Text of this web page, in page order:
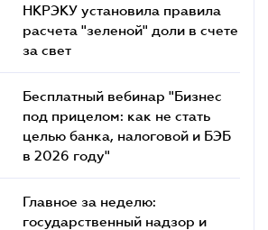
НКРЭКУ установила правила
расчета "зеленой" доли в счете
за свет
Бесплатный вебинар "Бизнес
под прицелом: как не стать
целью банка, налоговой и БЭБ
в 2026 году"
Главное за неделю:
государственный надзор и